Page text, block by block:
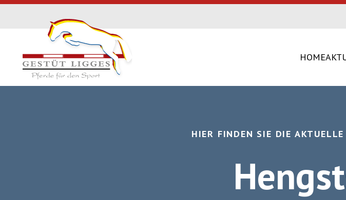
HOME
HIER FINDEN SIE DIE